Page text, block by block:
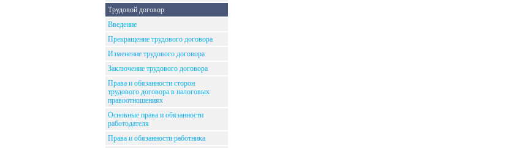
Трудовой договор
Введение
Прекращение трудового договора
Изменение трудового договора
Заключение трудового договора
Права и обязанности сторон
трудового договора в налоговых
правоотношениях
Основные права и обязанности
работодателя
Права и обязанности работника